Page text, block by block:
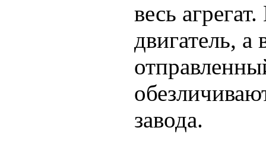
весь
двигатель,
завода.